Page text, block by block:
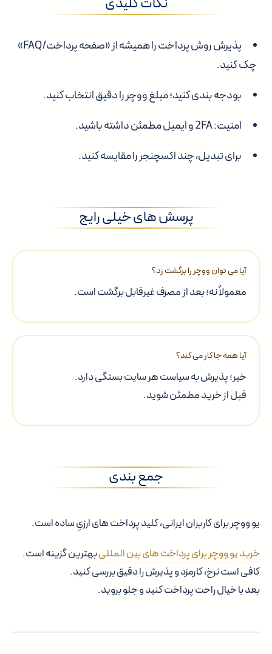
پذیرش روش پرداخت را همیشه از «صفحه پرداخت/FAQ»
چک کنید.
بودجه بندی کنید؛ مبلغ ووچر را دقیق انتخاب کنید.
امنیت: 2FA و ایمیل مطمئن داشته باشید.
برای تبدیل، چند اکسچنجر را مقایسه کنید.
پرسش های خیلی رایج
آیا می توان ووچر را برگشت زد؟
معمولاً نه؛ بعد از مصرف غیرقابل برگشت است.
آیا همه جا کار می کند؟
خیر؛ پذیرش به سیاست هر سایت بستگی دارد.
قبل از خرید مطمئن شوید.
جمع بندی
یو ووچر برای کاربران ایرانی، کلید پرداخت های ارزیِ ساده است.
خرید یو ووچر برای پرداخت های بین المللیبهترین گزینه است.
کافی است نرخ، کارمزد و پذیرش را دقیق بررسی کنید.
بعد با خیال راحت پرداخت کنید و جلو بروید.